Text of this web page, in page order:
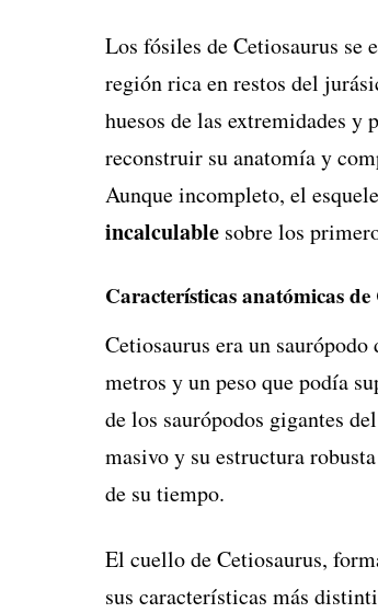
Los fósiles de Cetiosaurus se
región rica en restos del
huesos de las extremidades
reconstruir su anatomía y
Aunque incompleto, el
incalculable sobre los
Características anatómicas
Cetiosaurus era un
metros y un peso que podía
de los saurópodos gigantes
masivo y su estructura
de su tiempo.
El cuello de Cetiosaurus,
sus características más